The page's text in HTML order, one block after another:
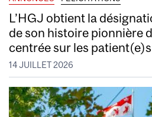
L’HGJ obtient la
de son histoire pionnière
centrée sur les patient(e)s
14 JUILLET 2026